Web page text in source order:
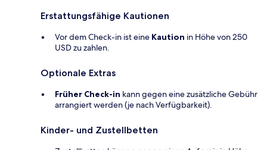
Erstattungsfähige Kautionen
Vor dem Check-in ist eine Kaution in Höhe von 250
USD zu zahlen.
Optionale Extras
Früher Check-in kann gegen eine zusätzliche Gebühr
arrangiert werden (je nach Verfügbarkeit).
Kinder- und Zustellbetten